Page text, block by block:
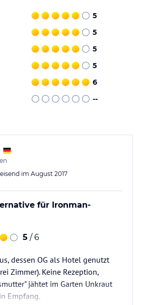
5
5
5
5
6
--
im August 2017
für Ironman-
5 / 6
dessen OG als Hotel genutzt
Zimmer). Keine Rezeption,
jähtet im Garten Unkraut
Empfang.